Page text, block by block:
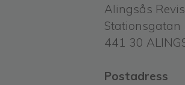
Alingsås
Stationsgatan
441 30
Postadress